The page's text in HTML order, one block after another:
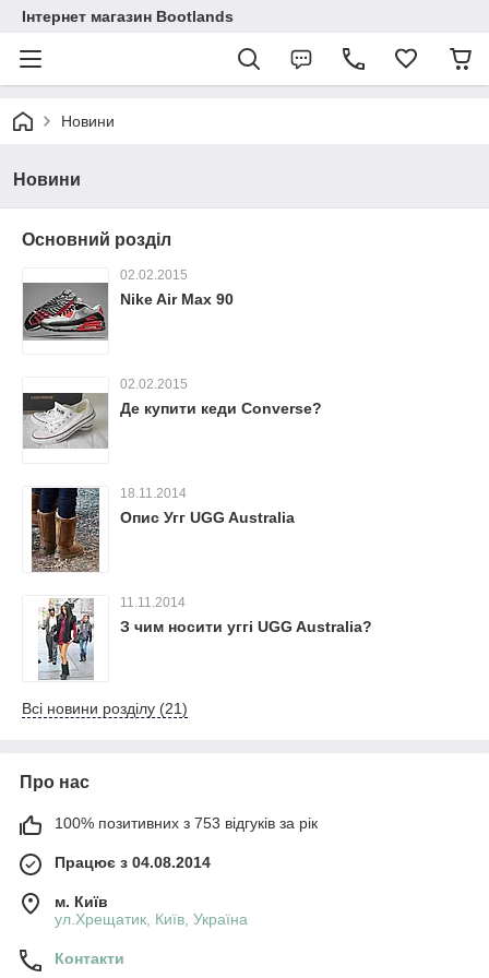
Інтернет магазин Bootlands
Новини
Новини
Основний розділ
02.02.2015
Nike Air Max 90
02.02.2015
Де купити кеди Converse?
18.11.2014
Опис Угг UGG Australia
11.11.2014
З чим носити уггі UGG Australia?
Всі новини розділу (21)
Про нас
100% позитивних з 753 відгуків за рік
Працює з 04.08.2014
м. Київ
ул.Хрещатик, Київ, Україна
Контакти